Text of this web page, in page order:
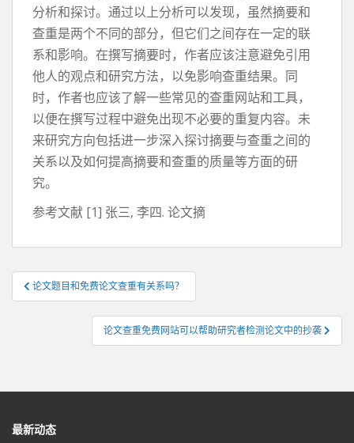
分析和探讨。通过以上分析可以发现，虽然摘要和
查重是两个不同的部分，但它们之间存在一定的联
系和影响。在撰写摘要时，作者应该注意避免引用
他人的观点和研究方法，以免影响查重结果。同
时，作者也应该了解一些常见的查重网站和工具，
以便在撰写过程中避免出现不必要的重复内容。未
来研究方向包括进一步深入探讨摘要与查重之间的
关系以及如何提高摘要和查重的质量等方面的研
究。
参考文献 [1] 张三, 李四. 论文摘
文
章
论文题目和免费论文查重有关系吗？
论文查重免费网站可以帮助研究者检测论文中的抄袭
最新动态